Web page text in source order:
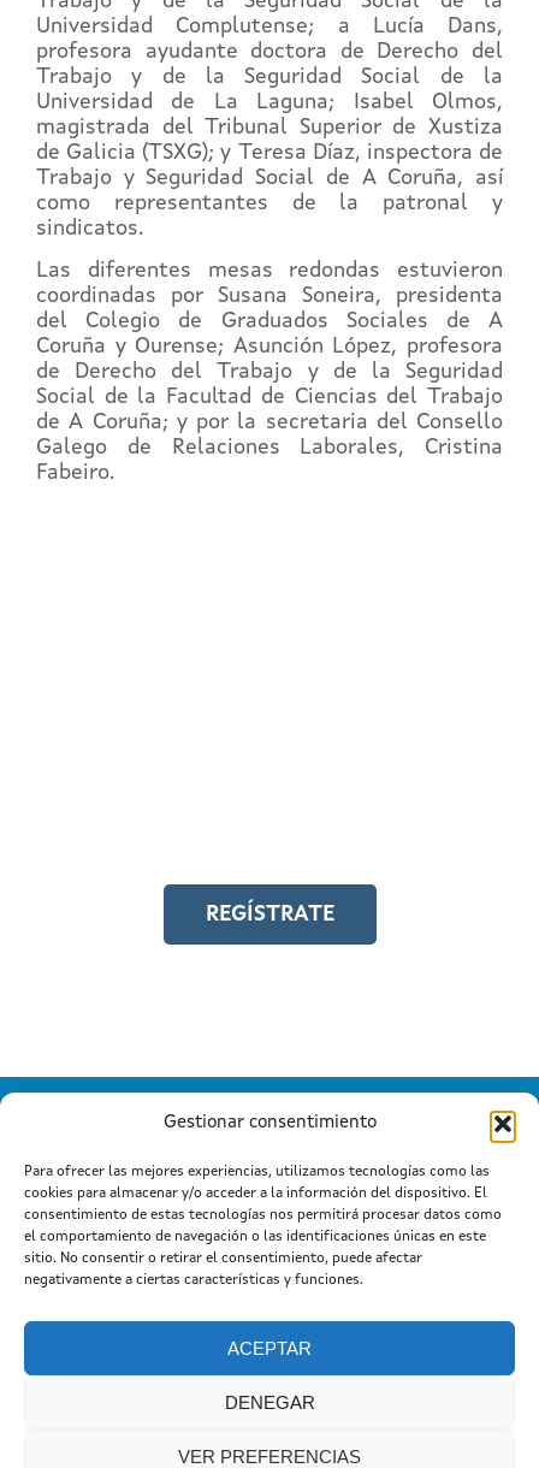
Gestionar consentimiento
Para ofrecer las mejores experiencias, utilizamos tecnologías como las
cookies para almacenar y/o acceder a la información del dispositivo. El
consentimiento de estas tecnologías nos permitirá procesar datos como
el comportamiento de navegación o las identificaciones únicas en este
sitio. No consentir o retirar el consentimiento, puede afectar
negativamente a ciertas características y funciones.
ACEPTAR
DENEGAR
VER PREFERENCIAS
Universidad Complutense; a Lucía Dans,
profesora ayudante doctora de Derecho del
Trabajo y de la Seguridad Social de la
Universidad de La Laguna; Isabel Olmos,
magistrada del Tribunal Superior de Xustiza
de Galicia (TSXG); y Teresa Díaz, inspectora de
Trabajo y Seguridad Social de A Coruña, así
como representantes de la patronal y
sindicatos.
Las diferentes mesas redondas estuvieron
coordinadas por Susana Soneira, presidenta
del Colegio de Graduados Sociales de A
Coruña y Ourense; Asunción López, profesora
de Derecho del Trabajo y de la Seguridad
Social de la Facultad de Ciencias del Trabajo
de A Coruña; y por la secretaria del Consello
Galego de Relaciones Laborales, Cristina
Fabeiro.
REGÍSTRATE
Información mantida e publicada na Internet pola Xunta de
Galicia
Atención a cidadanía|Suxestións e queixas
Aviso legal